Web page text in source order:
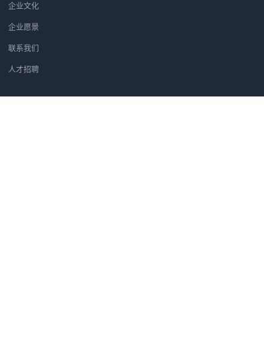
企业文化
企业愿景
联系我们
人才招聘